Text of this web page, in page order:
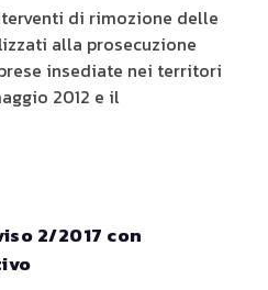
di rimozione delle
alla prosecuzione
insediate nei territori
2012 e il
2/2017 con